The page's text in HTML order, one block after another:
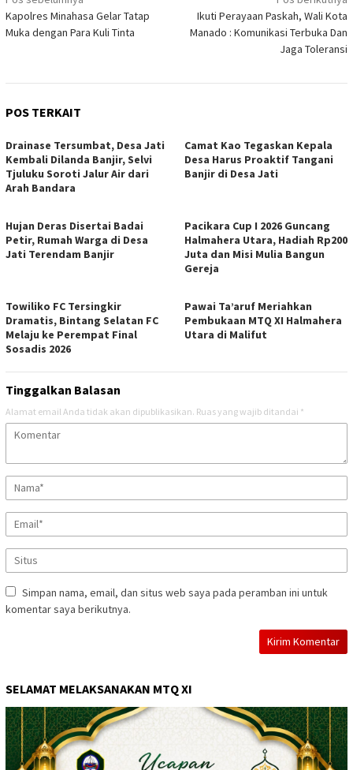
pos
Kapolres Minahasa Gelar Tatap
Muka dengan Para Kuli Tinta
Ikuti Perayaan Paskah, Wali Kota
Manado : Komunikasi Terbuka Dan
Jaga Toleransi
POS TERKAIT
Drainase Tersumbat, Desa Jati
Kembali Dilanda Banjir, Selvi
Tjuluku Soroti Jalur Air dari
Arah Bandara
Camat Kao Tegaskan Kepala
Desa Harus Proaktif Tangani
Banjir di Desa Jati
Hujan Deras Disertai Badai
Petir, Rumah Warga di Desa
Jati Terendam Banjir
Pacikara Cup I 2026 Guncang
Halmahera Utara, Hadiah Rp200
Juta dan Misi Mulia Bangun
Gereja
Towiliko FC Tersingkir
Dramatis, Bintang Selatan FC
Melaju ke Perempat Final
Sosadis 2026
Pawai Ta’aruf Meriahkan
Pembukaan MTQ XI Halmahera
Utara di Malifut
Tinggalkan Balasan
Alamat email Anda tidak akan dipublikasikan. Ruas yang wajib ditandai *
Simpan nama, email, dan situs web saya pada peramban ini untuk
komentar saya berikutnya.
SELAMAT MELAKSANAKAN MTQ XI